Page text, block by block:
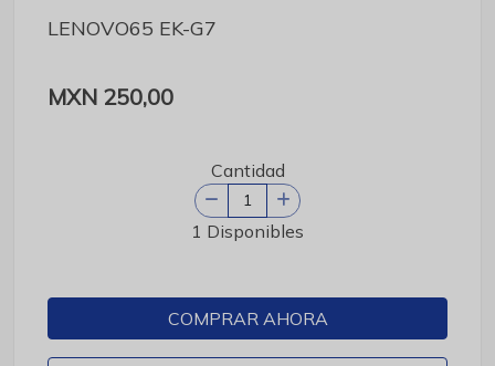
LENOVO65 EK-G7
MXN 250,00
Cantidad
1 Disponibles
COMPRAR AHORA